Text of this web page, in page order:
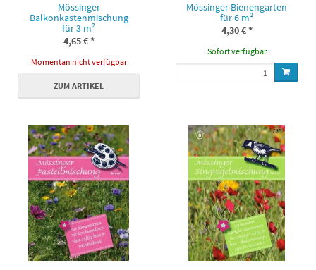
Mössinger
Balkonkastenmischung
für 3 m²
4,65 €*
Momentan nicht verfügbar
ZUM ARTIKEL
Mössinger Bienengarten
für 6 m²
4,30 €*
Sofort verfügbar